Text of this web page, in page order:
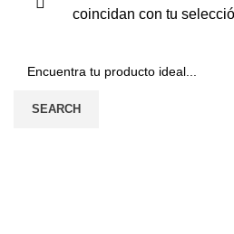
coincidan con tu
SEARCH